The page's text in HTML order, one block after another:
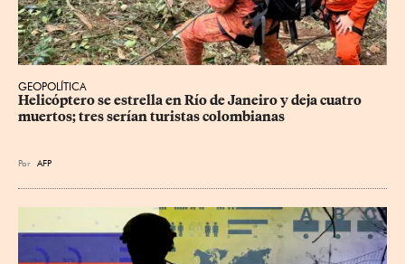
GEOPOLÍTICA
Helicóptero se estrella en Río de Janeiro y deja cuatro
muertos; tres serían turistas colombianas
Por AFP